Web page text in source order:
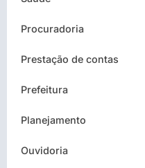
Procuradoria
Prestação de contas
Prefeitura
Planejamento
Ouvidoria